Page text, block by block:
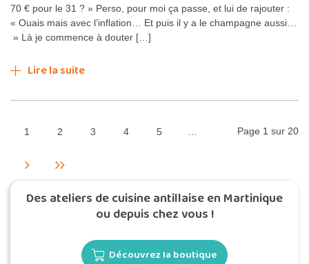
70 € pour le 31 ? » Perso, pour moi ça passe, et lui de rajouter :
« Ouais mais avec l’inflation… Et puis il y a le champagne aussi…
» Là je commence à douter […]
Lire la suite
Page 1 sur 20
1 2 3 4 5
Des ateliers de cuisine antillaise en Martinique
ou depuis chez vous !
Découvrez la boutique